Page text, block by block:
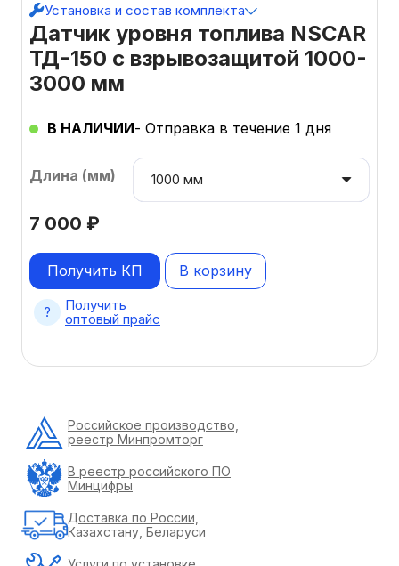
Датчик уровня топлива NSCAR
ТД-150 с взрывозащитой 1000-
3000 мм
В НАЛИЧИИ- Отправка в течение 1 дня
Установка и состав комплекта
Длина (мм)
7 000 ₽
В корзину
Получить КП
Получить
оптовый прайс
Российское производство,
реестр Минпромторг
В реестр российского ПО
Минцифры
Доставка по России,
Казахстану, Беларуси